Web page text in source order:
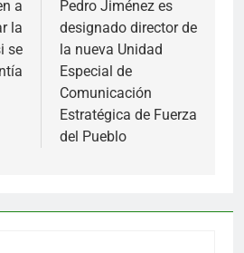
a
la
se
Pedro Jiménez es
designado director de
la nueva Unidad
Especial de
Comunicación
Estratégica de Fuerza
del Pueblo